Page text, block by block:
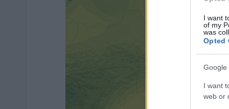
I want
of my
was
Opted
Google
I want
web or